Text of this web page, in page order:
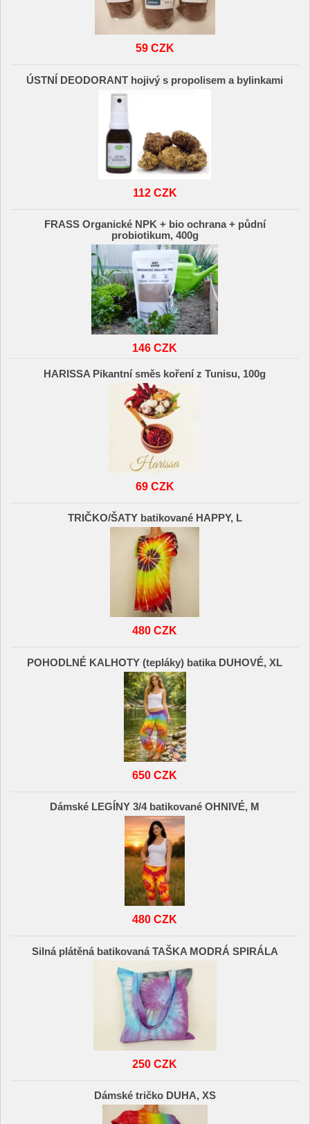
59 CZK
ÚSTNÍ DEODORANT hojivý s propolisem a bylinkami
112 CZK
FRASS Organické NPK + bio ochrana + půdní
probiotikum, 400g
146 CZK
HARISSA Pikantní směs koření z Tunisu, 100g
69 CZK
TRIČKO/ŠATY batikované HAPPY, L
480 CZK
POHODLNÉ KALHOTY (tepláky) batika DUHOVÉ, XL
650 CZK
Dámské LEGÍNY 3/4 batikované OHNIVÉ, M
480 CZK
Silná plátěná batikovaná TAŠKA MODRÁ SPIRÁLA
250 CZK
Dámské tričko DUHA, XS